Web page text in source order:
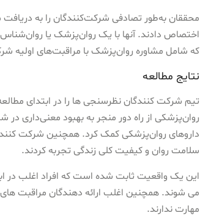
محققان به‌طور تصادفی شرکت‌کنندگان را به دریافت
اختصاص دادند. آنها با یک روان‌پزشک یا روان‌شناس
که شامل مشاوره روان‌پزشک با مراقبت‌های اولیه
نتایج مطالعه
روان‌پزشکی از راه دور منجر به بهبود معنی‌داری
داروهای روان‌پزشکی کمک کرد. همچنین شرکت
سلامت روان و کیفیت کلی زندگی تجربه کردند.
این یک واقعیت ثابت شده است که افراد اغلب در
می شوند. همچنین اغلب ارائه دهندگان مراقبت
مهارت ندارند.